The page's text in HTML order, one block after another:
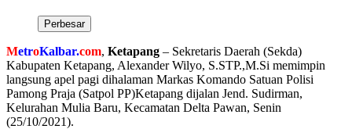
Perbesar
MetroKalbar.com, Ketapang – Sekretaris Daerah (Sekda)
Kabupaten Ketapang, Alexander Wilyo, S.STP.,M.Si memimpin
langsung apel pagi dihalaman Markas Komando Satuan Polisi
Pamong Praja (Satpol PP)Ketapang dijalan Jend. Sudirman,
Kelurahan Mulia Baru, Kecamatan Delta Pawan, Senin
(25/10/2021).